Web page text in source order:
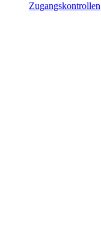
Zugangskontrollen